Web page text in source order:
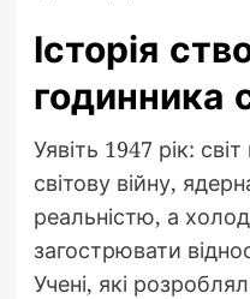
Історія
годинника
Уявіть 1947 рік:
світову війну,
реальністю, а
загострювати
Учені, які